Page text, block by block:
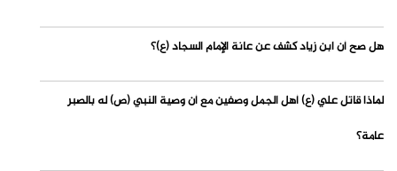
هل صح أن ابن زياد كشف عن عانة الإمام السجاد (ع)؟
لماذا قاتل علي (ع) أهل الجمل وصفين مع أن وصية النبي (ص) له بالصبر
عامة؟